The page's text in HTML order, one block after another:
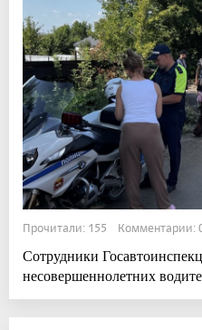
Прочитали: 155 Комментарии:
Сотрудники
несовершеннолетних